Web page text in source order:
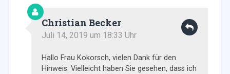
Christian Becker
Juli 14, 2019 um 18:33 Uhr
Hallo Frau Kokorsch, vielen Dank für den
Hinweis. Vielleicht haben Sie gesehen, dass ich